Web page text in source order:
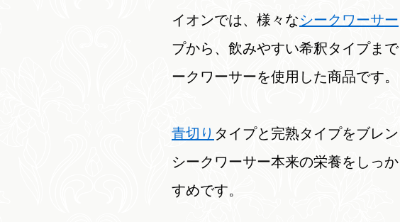
イオンでは、様々なシークワーサー
プから、飲みやすい希釈タイプま
ークワーサーを使用した商品です。
青切り タイプと完熟タイプをブレ
シークワーサー本来の栄養をしっ
すめです。